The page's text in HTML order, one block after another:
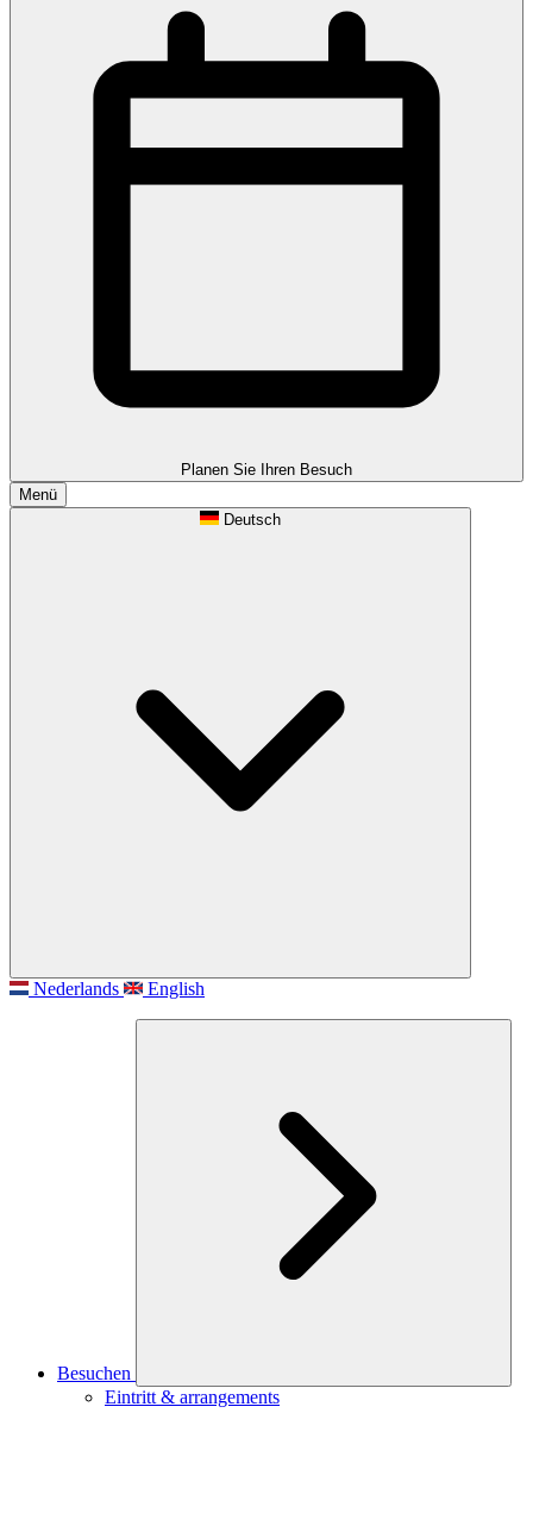
Planen Sie Ihren Besuch
Menü
Deutsch
Nederlands English
Besuchen
Eintritt & arrangements